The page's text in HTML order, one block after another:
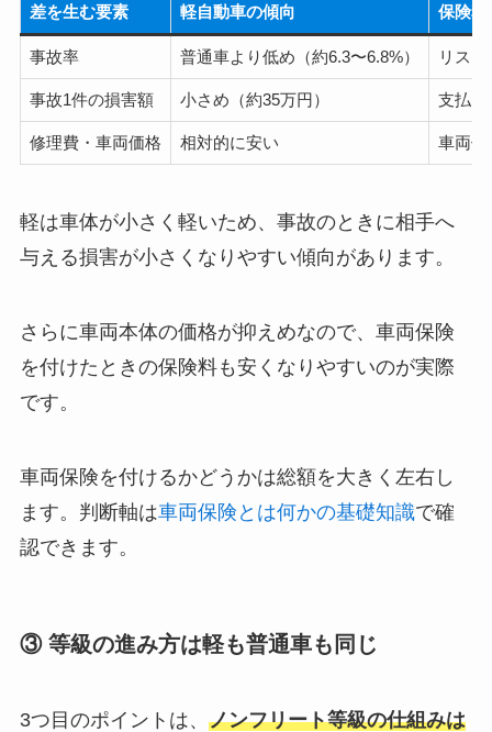
差を生む要素 軽自動車の傾向 保険料
事故率 普通車より低め（約6.3〜6.8%） リス
事故1件の損害額 小さめ（約35万円） 支払い
修理費・車両価格 相対的に安い 車両保
軽は車体が小さく軽いため、事故のときに相手へ
与える損害が小さくなりやすい傾向があります。
さらに車両本体の価格が抑えめなので、車両保険
を付けたときの保険料も安くなりやすいのが実際
です。
車両保険を付けるかどうかは総額を大きく左右し
ます。判断軸は車両保険とは何かの基礎知識で確
認できます。
③ 等級の進み方は軽も普通車も同じ
3つ目のポイントは、 ノンフリート等級の仕組みは